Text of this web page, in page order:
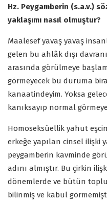
Hz. Peygamberin (s.a.v.)
yaklaşımı nasıl olmuştur?
Maalesef yavaş yavaş
gelen bu ahlâk dışı
arasında görülmeye
görmeyecek bu duruma
kanaatindeyim. Yoksa
kanıksayıp normal
Homoseksüellik yahut
erkeğe yapılan cinsel ilişki
peygamberin kavminde
adını almıştır. Bu çirkin
dönemlerde ve bütün
bilinmiş ve kabul